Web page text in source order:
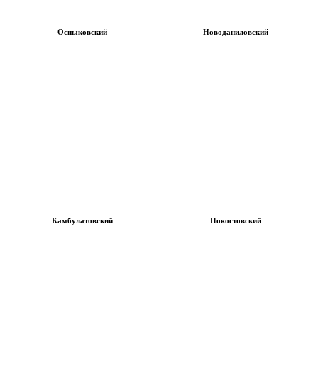
Осныковский Новоданиловский
Камбулатовский Покостовский